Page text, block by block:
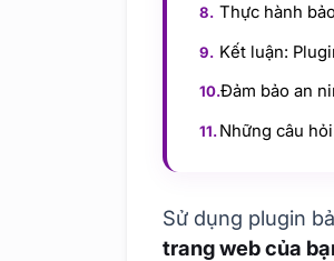
Thực hành
Kết luận:
Đảm bảo an
Những câu
Sử dụng plugin
trang web của